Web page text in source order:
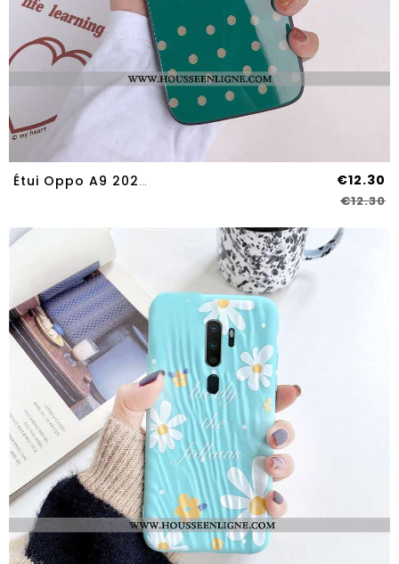
Étui Oppo A9 2020 Personnalité Dessin Animé Verre Europe Tendance Maquillage Verte €12.30
€12.30